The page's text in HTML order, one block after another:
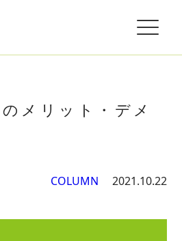
メリット・デメ
COLUMN 2021.10.22